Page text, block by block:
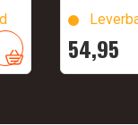
54,95